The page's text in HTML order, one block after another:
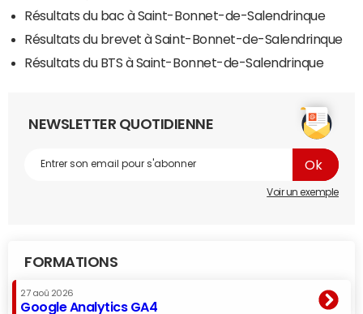
Résultats du bac à Saint-Bonnet-de-Salendrinque
Résultats du brevet à Saint-Bonnet-de-Salendrinque
Résultats du BTS à Saint-Bonnet-de-Salendrinque
NEWSLETTER QUOTIDIENNE
Voir un exemple
FORMATIONS
27 aoû 2026
Google Analytics GA4